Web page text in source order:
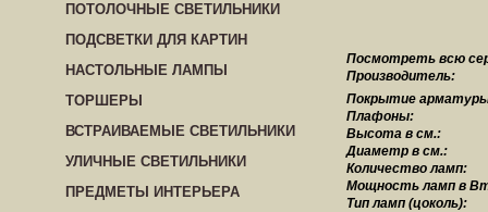
ПОТОЛОЧНЫЕ СВЕТИЛЬНИКИ
ПОДСВЕТКИ ДЛЯ КАРТИН
НАСТОЛЬНЫЕ ЛАМПЫ
ТОРШЕРЫ
ВСТРАИВАЕМЫЕ СВЕТИЛЬНИКИ
УЛИЧНЫЕ СВЕТИЛЬНИКИ
ПРЕДМЕТЫ ИНТЕРЬЕРА
Посмотреть всю
Производитель:
Покрытие
Плафоны:
Высота в см.:
Диаметр в см.:
Количество ламп:
Мощность ламп в
Тип ламп (цоколь):